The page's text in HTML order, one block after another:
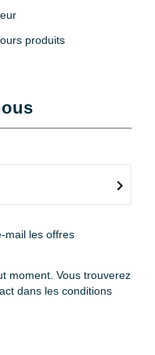
produits
mail les offres
moment. Vous trouverez
dans les conditions